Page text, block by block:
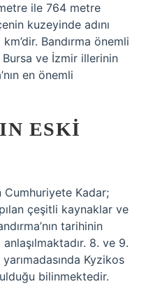
ile 764 metre
kuzeyinde adını
Bandırma önemli
ve İzmir illerinin
en önemli
ESKI
Cumhuriyete Kadar;
çeşitli kaynaklar ve
tarihinin
8. ve 9.
Kyzikos
bilinmektedir.